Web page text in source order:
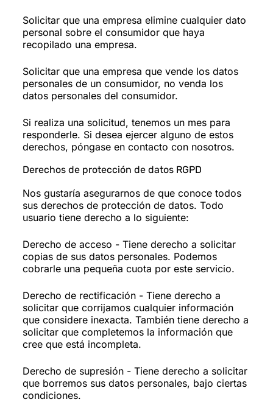
Solicitar que una empresa elimine cualquier dato
personal sobre el consumidor que haya
recopilado una empresa.
Solicitar que una empresa que vende los datos
personales de un consumidor, no venda los
datos personales del consumidor.
Si realiza una solicitud, tenemos un mes para
responderle. Si desea ejercer alguno de estos
derechos, póngase en contacto con nosotros.
Derechos de protección de datos RGPD
Nos gustaría asegurarnos de que conoce todos
sus derechos de protección de datos. Todo
usuario tiene derecho a lo siguiente:
Derecho de acceso - Tiene derecho a solicitar
copias de sus datos personales. Podemos
cobrarle una pequeña cuota por este servicio.
Derecho de rectificación - Tiene derecho a
solicitar que corrijamos cualquier información
que considere inexacta. También tiene derecho a
solicitar que completemos la información que
cree que está incompleta.
Derecho de supresión - Tiene derecho a solicitar
que borremos sus datos personales, bajo ciertas
condiciones.